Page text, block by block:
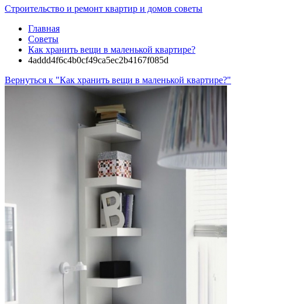
Строительство и ремонт квартир и домов советы
Главная
Советы
Как хранить вещи в маленькой квартире?
4addd4f6c4b0cf49ca5ec2b4167f085d
Вернуться к "Как хранить вещи в маленькой квартире?"